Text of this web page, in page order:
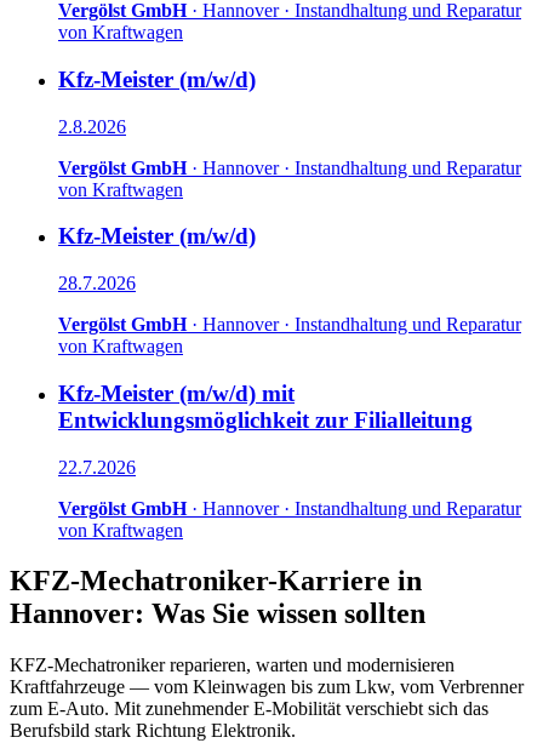
Vergölst GmbH· Hannover· Instandhaltung und Reparatur
von Kraftwagen
Kfz-Meister (m/w/d)
2.8.2026
Vergölst GmbH· Hannover· Instandhaltung und Reparatur
von Kraftwagen
Kfz-Meister (m/w/d)
28.7.2026
Vergölst GmbH· Hannover· Instandhaltung und Reparatur
von Kraftwagen
Kfz-Meister (m/w/d) mit
Entwicklungsmöglichkeit zur Filialleitung
22.7.2026
Vergölst GmbH· Hannover· Instandhaltung und Reparatur
von Kraftwagen
KFZ-Mechatroniker-Karriere in
Hannover: Was Sie wissen sollten
KFZ-Mechatroniker reparieren, warten und modernisieren
Kraftfahrzeuge — vom Kleinwagen bis zum Lkw, vom Verbrenner
zum E-Auto. Mit zunehmender E-Mobilität verschiebt sich das
Berufsbild stark Richtung Elektronik.